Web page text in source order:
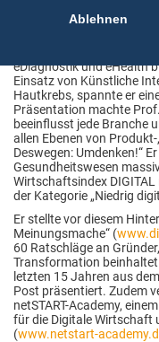
Ablehnen
Gevelsberg sowie in
die Zuhörer mit auf eine
Gesundheitswesens und
aufgrund der
eDiagnostik und eHealth
Einsatz von Künstliche
Hautkrebs, spannte er
Präsentation machte
beeinflusst jede Branche
allen Ebenen von
Deswegen: Umdenken!“
Gesundheitswesen
Wirtschaftsindex
der Kategorie „Niedrig
Er stellte vor diesem
Meinungsmache“ (
60 Ratschläge an
Transformation
letzten 15 Jahren aus
Post präsentiert. Zudem
netSTART-Academy,
für die Digitale Wirtschaft
(www.netstart-